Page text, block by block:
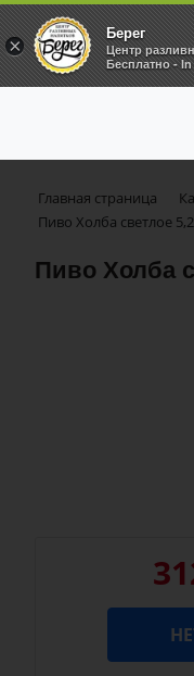
Главная страница
Пиво Холба светлое
Пиво Холба
×
Берег
Центр
Бесплатно -